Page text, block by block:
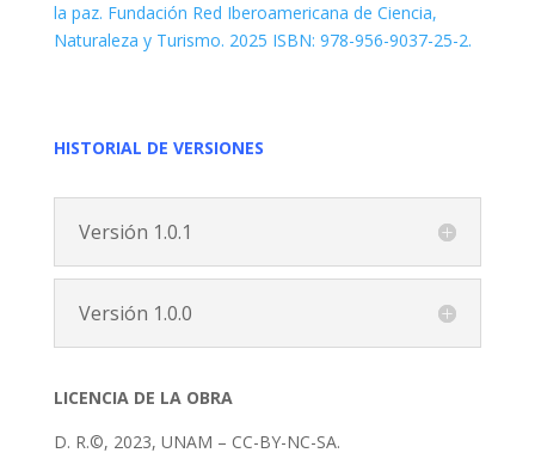
la paz. Fundación Red Iberoamericana de Ciencia,
Naturaleza y Turismo. 2025 ISBN: 978-956-9037-25-2.
HISTORIAL DE VERSIONES
Versión 1.0.1
Versión 1.0.0
LICENCIA DE LA OBRA
D. R.©, 2023, UNAM – CC-BY-NC-SA.